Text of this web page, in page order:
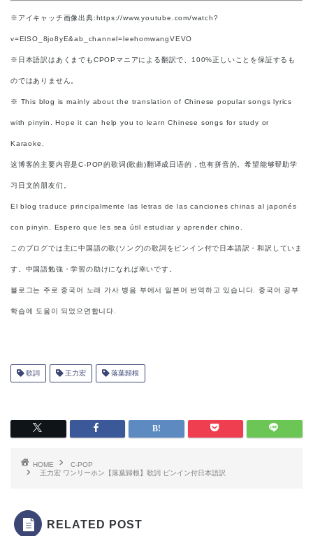
※アイキャッチ画像出典:https://www.youtube.com/watch?
v=ElSO_8jo8yE&ab_channel=leehomwangVEVO
※日本語訳はあくまでもCPOPマニアによる翻訳で、100%正しいことを保証するも
のではありません。
※ This blog is mainly about the translation of Chinese popular songs lyrics
with pinyin. Hope it can help you to learn Chinese songs for study or
Karaoke.
这博客的主要内容是C-POP的歌词(歌曲)翻译成日语的，也有拼音的。希望能够帮助学
习日文的朋友们。
El blog traduce principalmente las letras de las canciones chinas al japonés
con pinyin. Espero que les sea útil estudiar y aprender chino.
このブログでは主に中国語の歌(ソング)の歌詞をピンイン付で日本語訳・和訳していま
す。中国語勉強・学習の助けになれば幸いです。
블로그는 주로 중국어 노래 가사 병음 부에서 일본어 번역하고 있습니다. 중국어 공부
학습에 도움이 되었으면합니다.
歌詞 王力宏 落葉歸根
HOME
C-POP
王力宏 ワンリーホン【落葉歸根】歌詞 ピンイン付日本語訳
RELATED POST